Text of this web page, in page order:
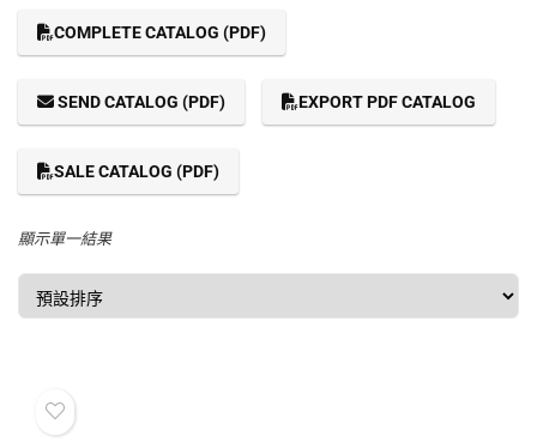
COMPLETE CATALOG (PDF)
SEND CATALOG (PDF) EXPORT PDF CATALOG
SALE CATALOG (PDF)
顯示單一結果